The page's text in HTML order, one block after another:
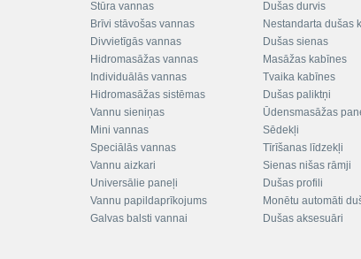
Stūra vannas
Brīvi stāvošas vannas
Divvietīgās vannas
Hidromasāžas vannas
Individuālās vannas
Hidromasāžas sistēmas
Vannu sieniņas
Mini vannas
Speciālās vannas
Vannu aizkari
Universālie paneļi
Vannu papildaprīkojums
Galvas balsti vannai
Dušas durvis
Nestandarta dušas
Dušas sienas
Masāžas kabīnes
Tvaika kabīnes
Dušas paliktņi
Ūdensmasāžas
Sēdekļi
Tīrīšanas līdzekļi
Sienas nišas rāmji
Dušas profili
Monētu automāti
Dušas aksesuāri